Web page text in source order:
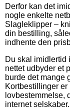
Derfor kan det
nogle enkelte
Slagleklipper –
din bestilling,
indhente den
Du skal imidlertid
nettet udbyder et
burde det mange
Kortbestillinger er
internet selskaber.